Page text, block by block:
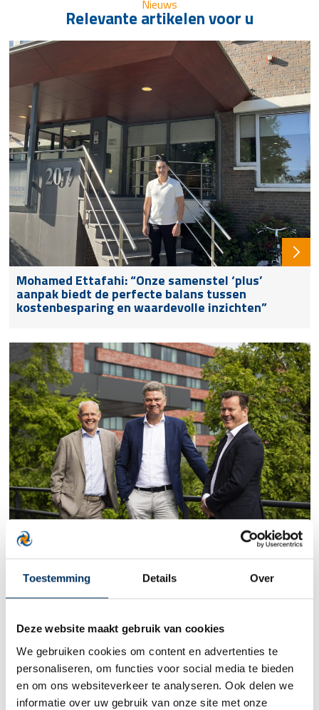
Toestemming Details Over
Deze website maakt gebruik van cookies
We gebruiken cookies om content en advertenties te
personaliseren, om functies voor social media te bieden
en om ons websiteverkeer te analyseren. Ook delen we
informatie over uw gebruik van onze site met onze
Nieuws
Relevante artikelen voor u
Mohamed Ettafahi: “Onze samenstel ‘plus’
aanpak biedt de perfecte balans tussen
kostenbesparing en waardevolle inzichten”
Verstegen accountants en adviseurs, Schuiteman
Accountants & Adviseurs en Meerwijk Allister